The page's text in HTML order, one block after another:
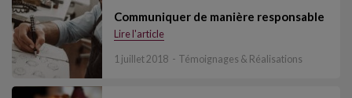
Communiquer de manière responsable
Lire l'article
1 juillet 2018 Témoignages & Réalisations